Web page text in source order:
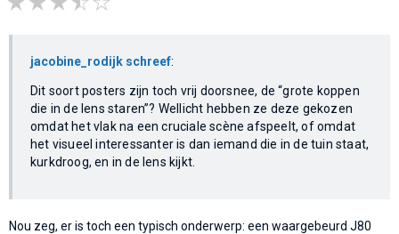
jacobine_rodijk schreef:
Dit soort posters zijn toch vrij doorsnee, de “grote koppen
die in de lens staren”? Wellicht hebben ze deze gekozen
omdat het vlak na een cruciale scène afspeelt, of omdat
het visueel interessanter is dan iemand die in de tuin staat,
kurkdroog, en in de lens kijkt.
Nou zeg, er is toch een typisch onderwerp: een waargebeurd J80